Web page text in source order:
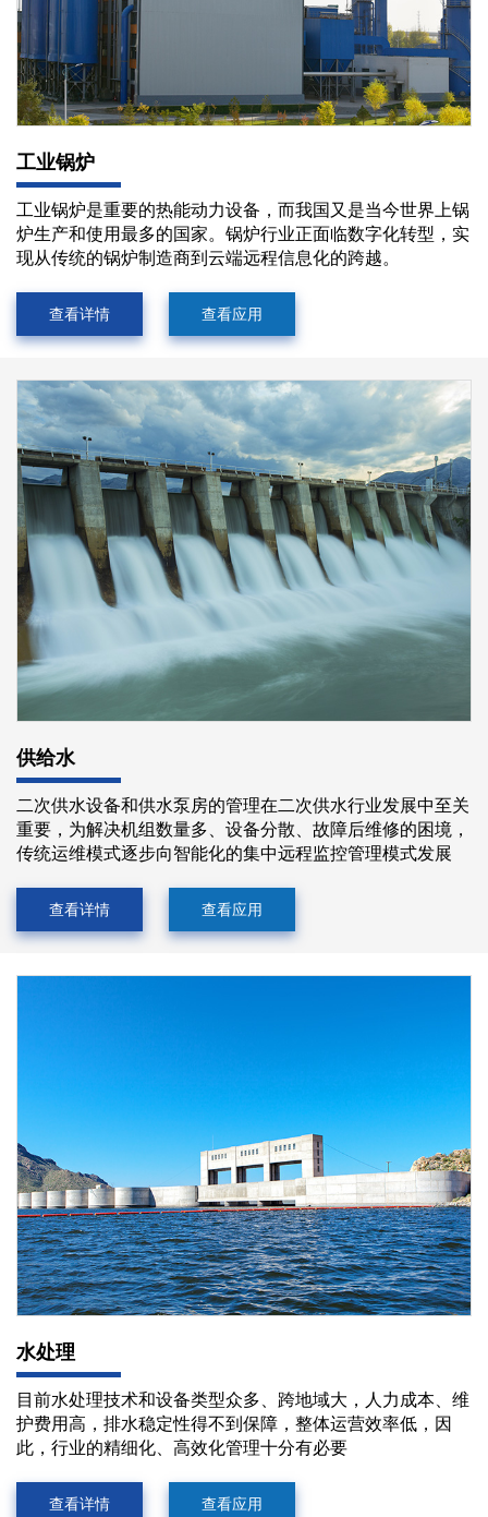
工业锅炉
工业锅炉是重要的热能动力设备，而我国又是当今世界上锅
炉生产和使用最多的国家。锅炉行业正面临数字化转型，实
现从传统的锅炉制造商到云端远程信息化的跨越。
查看详情 查看应用
供给水
二次供水设备和供水泵房的管理在二次供水行业发展中至关
重要，为解决机组数量多、设备分散、故障后维修的困境，
传统运维模式逐步向智能化的集中远程监控管理模式发展
查看详情 查看应用
水处理
目前水处理技术和设备类型众多、跨地域大，人力成本、维
护费用高，排水稳定性得不到保障，整体运营效率低，因
此，行业的精细化、高效化管理十分有必要
查看详情 查看应用